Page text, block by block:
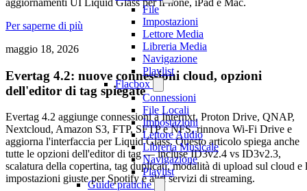
File
Impostazioni
Lettore Media
Libreria Media
Navigazione
Playlist
Flacbox
Connessioni
File Locali
Impostazioni
Lettore Audio
Libreria Musicale
Navigazione
Playlist
Guide pratiche
Per saperne di più
maggio 18, 2026
Evertag 4.2: nuove connessioni cloud, opzioni
dell'editor di tag spiegate
Evertag 4.2 aggiunge connessioni a Internxt, Proton Drive, QNAP,
Nextcloud, Amazon S3, FTP, SFTP e NFS, rinnova Wi-Fi Drive e
aggiorna l'interfaccia per Liquid Glass. Questo articolo spiega anche
tutte le opzioni dell'editor di tag — incluse ID3v2.4 vs ID3v2.3,
scalatura della copertina, tag duplicati, modalità di upload sul cloud e
impostazioni giuste per Spotify e altri servizi di streaming.